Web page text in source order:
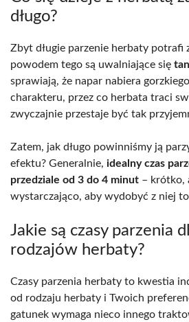
długo?
Zbyt długie parzenie herbaty potrafi
powodem tego są uwalniające się
sprawiają, że napar nabiera
charakteru, przez co herbata traci
zwyczajnie przestaje być tak
Zatem, jak długo powinniśmy ją
efektu? Generalnie, idealny czas
przedziale od 3 do 4 minut – krótko,
wystarczająco, aby wydobyć z niej
Jakie są czasy parzenia
rodzajów herbaty?
Czasy parzenia herbaty to kwestia
od rodzaju herbaty i Twoich
gatunek wymaga nieco innego